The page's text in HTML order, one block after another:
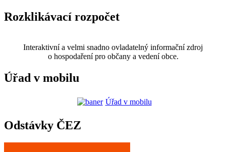
Rozklikávací rozpočet
Interaktivní a velmi snadno ovladatelný informační zdroj
o hospodaření pro občany a vedení obce.
Úřad v mobilu
Úřad v mobilu
Odstávky ČEZ